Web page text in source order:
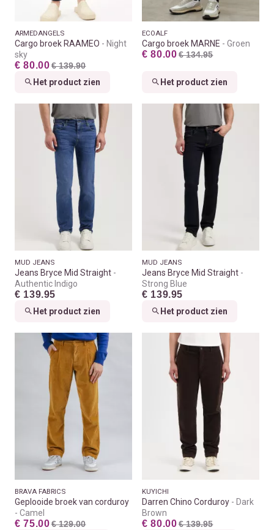
ARMEDANGELS
Cargo broek RAAMEO
Night
sky
€ 80.00 € 139.90
Het product zien
ECOALF
Cargo broek MARNE Groen
€ 80.00 € 134.95
Het product zien
MUD JEANS
Jeans Bryce Mid Straight
Authentic Indigo
€ 139.95
Het product zien
MUD JEANS
Jeans Bryce Mid Straight
Strong Blue
€ 139.95
Het product zien
BRAVA FABRICS
Geplooide broek van corduroy
Camel
€ 75.00 € 129.00
KUYICHI
Darren Chino Corduroy
Dark
Brown
€ 80.00 € 139.95